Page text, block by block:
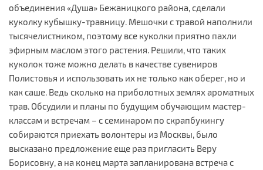
объединения «Душа» Бежаницкого района, сделали
куколку кубышку-травницу. Мешочки с травой наполнили
тысячелистником, поэтому все куколки приятно пахли
эфирным маслом этого растения. Решили, что таких
куколок тоже можно делать в качестве сувениров
Полистовья и использовать их не только как оберег, но и
как саше. Ведь сколько на приболотных землях ароматных
трав. Обсудили и планы по будущим обучающим мастер-
классам и встречам – с семинаром по скрапбукингу
собираются приехать волонтеры из Москвы, было
высказано предложение еще раз пригласить Веру
Борисовну, а на конец марта запланирована встреча с